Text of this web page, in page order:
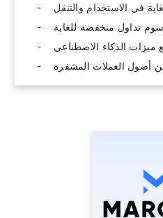
في الاستخدام والتنقل
تداول منخفضة للغاية
الذكاء الاصطناعي
أصول العملات المشفرة